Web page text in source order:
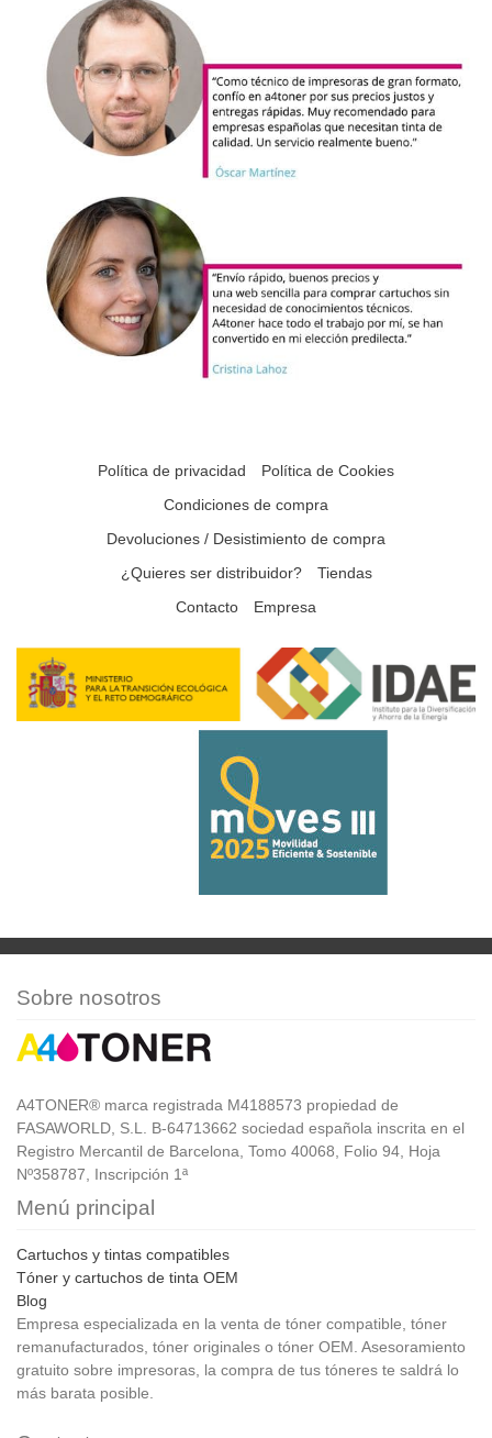
Política de privacidad
Política de Cookies
Condiciones de compra
Devoluciones / Desistimiento de compra
¿Quieres ser distribuidor?
Tiendas
Contacto
Empresa
Sobre nosotros
A4TONER® marca registrada M4188573 propiedad de
FASAWORLD, S.L. B-64713662 sociedad española inscrita en el
Registro Mercantil de Barcelona, Tomo 40068, Folio 94, Hoja
Nº358787, Inscripción 1ª
Menú principal
Cartuchos y tintas compatibles
Tóner y cartuchos de tinta OEM
Blog
Empresa especializada en la venta de tóner compatible, tóner
remanufacturados, tóner originales o tóner OEM. Asesoramiento
gratuito sobre impresoras, la compra de tus tóneres te saldrá lo
más barata posible.